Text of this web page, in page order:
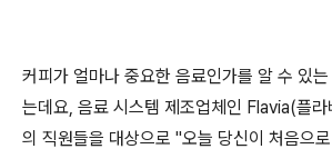
커피가 얼마나 중요한 음료인가를 알 수 있
는데요, 음료 시스템 제조업체인 Flavia(플
의 직원들을 대상으로 "오늘 당신이 처음으